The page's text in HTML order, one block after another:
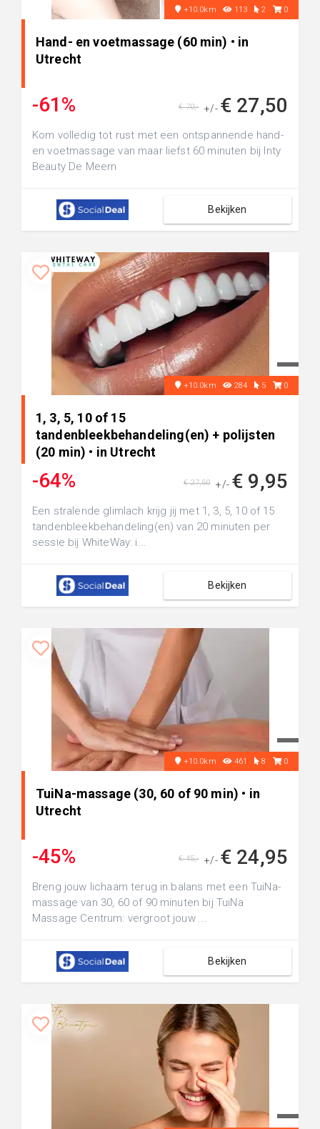
+10.0km 113 2 0
Hand- en voetmassage (60 min) • in
Utrecht
-61% +/- € 27,50
€ 70,-
Kom volledig tot rust met een ontspannende hand-
en voetmassage van maar liefst 60 minuten bij Inty
Beauty De Meern
Bekijken
+10.0km 284 5 0
1, 3, 5, 10 of 15
tandenbleekbehandeling(en) + polijsten
(20 min) • in Utrecht
-64% +/- € 9,95
€ 27,50
Een stralende glimlach krijg jij met 1, 3, 5, 10 of 15
tandenbleekbehandeling(en) van 20 minuten per
sessie bij WhiteWay: i...
Bekijken
+10.0km 461 8 0
TuiNa-massage (30, 60 of 90 min) • in
Utrecht
-45% +/- € 24,95
€ 45,-
Breng jouw lichaam terug in balans met een TuiNa-
massage van 30, 60 of 90 minuten bij TuiNa
Massage Centrum: vergroot jouw ...
Bekijken